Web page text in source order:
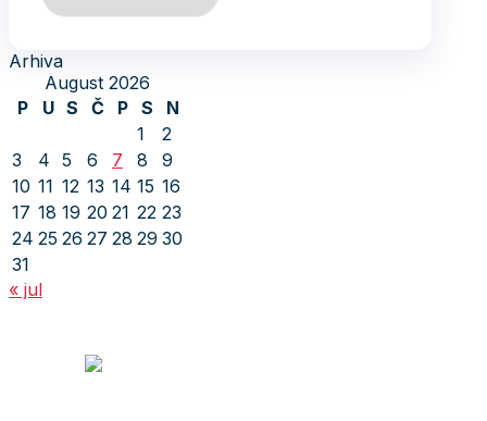
Arhiva
August 2026
P
U S Č P S
N
1
2
3
4 5 6 7 8
9
10 11 12 13 14 15 16
17 18 19 20 21 22 23
24 25 26 27 28 29 30
31
« jul